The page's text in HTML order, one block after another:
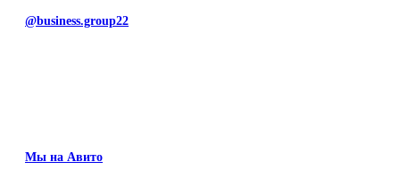
@business.group22
Мы на Авито